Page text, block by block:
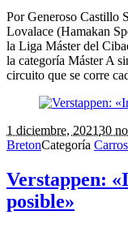
Por Generoso Castillo
Lovalace (Hamakan
la Liga Máster del
la categoría Máster A
circuito que se corre
1 diciembre, 202130
BretonCategoría Carros
Verstappen:
posible»